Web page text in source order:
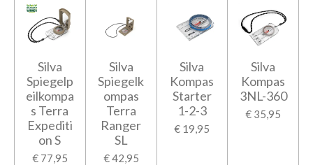
Silva
Spiegelp
eilkompa
s Terra
Expediti
on S
€ 77,95
Silva
Spiegelk
ompas
Terra
Ranger
SL
€ 42,95
Silva
Kompas
Starter
1-2-3
€ 19,95
Silva
Kompas
3NL-360
€ 35,95